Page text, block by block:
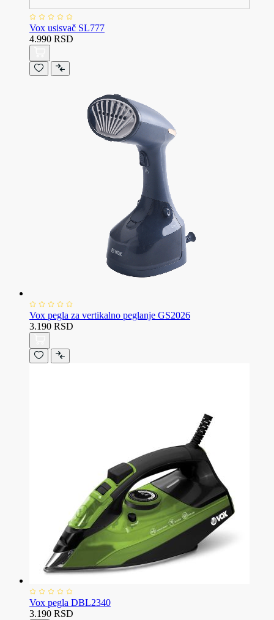
Vox usisvač SL777
4.990 RSD
Vox pegla za vertikalno peglanje GS2026
3.190 RSD
Vox pegla DBL2340
3.190 RSD